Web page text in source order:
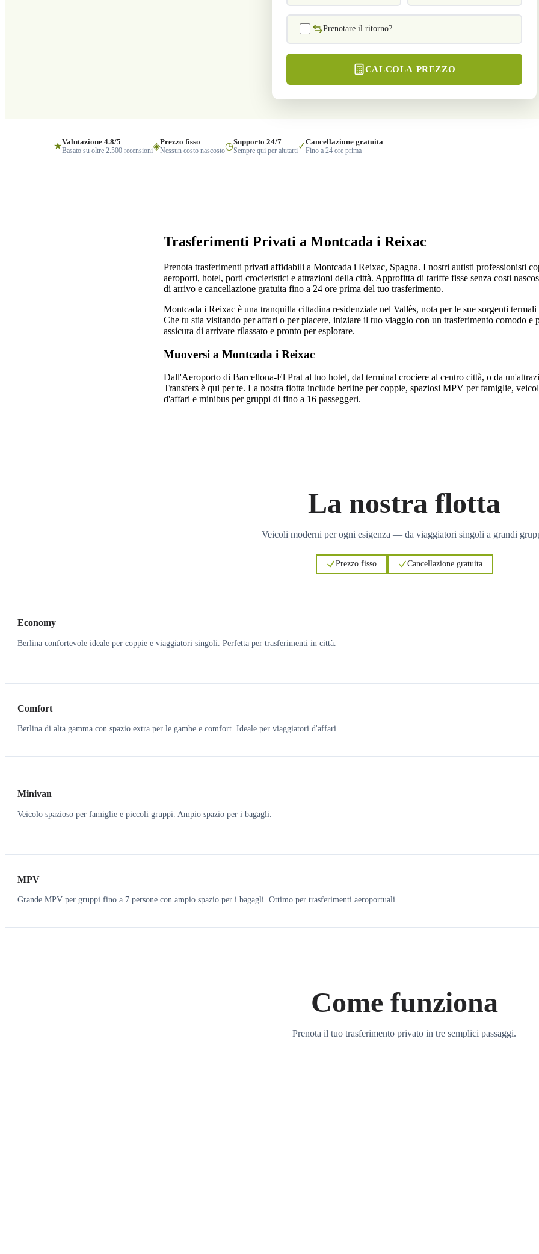
Prenotare il ritorno?
CALCOLA PREZZO
★Valutazione 4.8/5
Basato su oltre 2.500 recensioni◈Prezzo fisso
Nessun costo nascosto◷Supporto 24/7
Sempre qui per aiutarti✓Cancellazione gratuita
Fino a 24 ore prima
Trasferimenti Privati a Montcada i Reixac
Prenota trasferimenti privati affidabili a Montcada i Reixac, Spagna. I nostri autisti professionisti
aeroporti, hotel, porti crocieristici e attrazioni della città. Approfitta di tariffe fisse senza costi
di arrivo e cancellazione gratuita fino a 24 ore prima del tuo trasferimento.
Montcada i Reixac è una tranquilla cittadina residenziale nel Vallès, nota per le sue sorgenti
Che tu stia visitando per affari o per piacere, iniziare il tuo viaggio con un trasferimento comodo e
assicura di arrivare rilassato e pronto per esplorare.
Muoversi a Montcada i Reixac
Dall'Aeroporto di Barcellona-El Prat al tuo hotel, dal terminal crociere al centro città, o da
Transfers è qui per te. La nostra flotta include berline per coppie, spaziosi MPV per famiglie,
d'affari e minibus per gruppi di fino a 16 passeggeri.
La nostra flotta
Veicoli moderni per ogni esigenza — da viaggiatori singoli a grandi
Prezzo fisso Cancellazione gratuita
Economy
Berlina confortevole ideale per coppie e viaggiatori singoli. Perfetta per trasferimenti in città.
3 3
Comfort
Berlina di alta gamma con spazio extra per le gambe e comfort. Ideale per viaggiatori d'affari.
6 5
Minivan
Veicolo spazioso per famiglie e piccoli gruppi. Ampio spazio per i bagagli.
7 7
MPV
Grande MPV per gruppi fino a 7 persone con ampio spazio per i bagagli. Ottimo per trasferimenti aeroportuali.
Come funziona
Prenota il tuo trasferimento privato in tre semplici passaggi.